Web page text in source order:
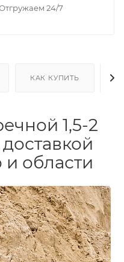
24/7
КАК КУПИТЬ
1,5-2
области